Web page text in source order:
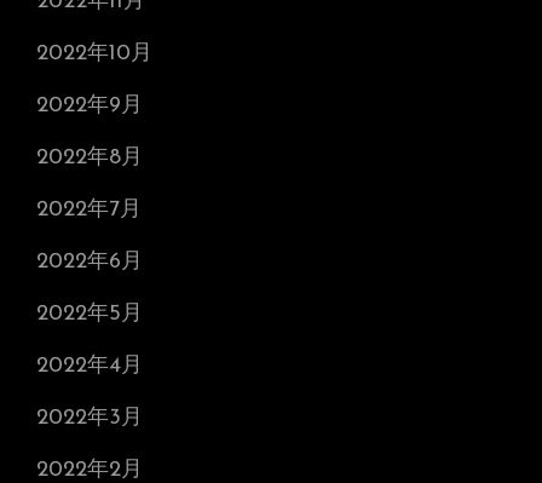
2022年10月
2022年9月
2022年8月
2022年7月
2022年6月
2022年5月
2022年4月
2022年3月
2022年2月